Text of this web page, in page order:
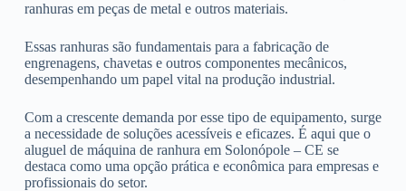
ranhuras em peças de metal e outros materiais.
Essas ranhuras são fundamentais para a fabricação de
engrenagens, chavetas e outros componentes mecânicos,
desempenhando um papel vital na produção industrial.
Com a crescente demanda por esse tipo de equipamento, surge
a necessidade de soluções acessíveis e eficazes. É aqui que o
aluguel de máquina de ranhura em Solonópole – CE se
destaca como uma opção prática e econômica para empresas e
profissionais do setor.